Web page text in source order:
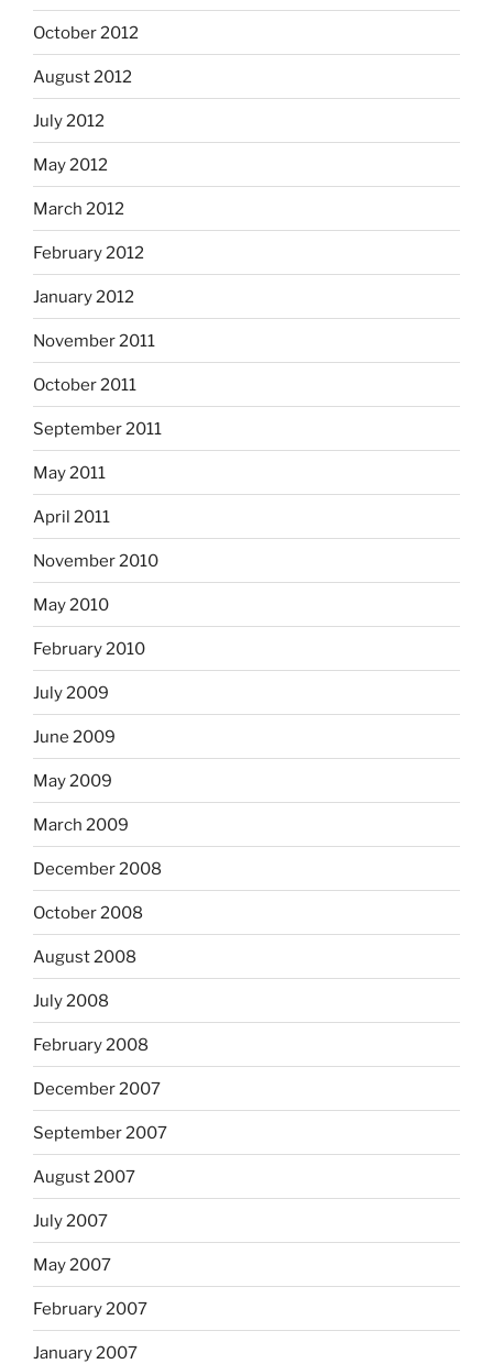
October 2012
August 2012
July 2012
May 2012
March 2012
February 2012
January 2012
November 2011
October 2011
September 2011
May 2011
April 2011
November 2010
May 2010
February 2010
July 2009
June 2009
May 2009
March 2009
December 2008
October 2008
August 2008
July 2008
February 2008
December 2007
September 2007
August 2007
July 2007
May 2007
February 2007
January 2007